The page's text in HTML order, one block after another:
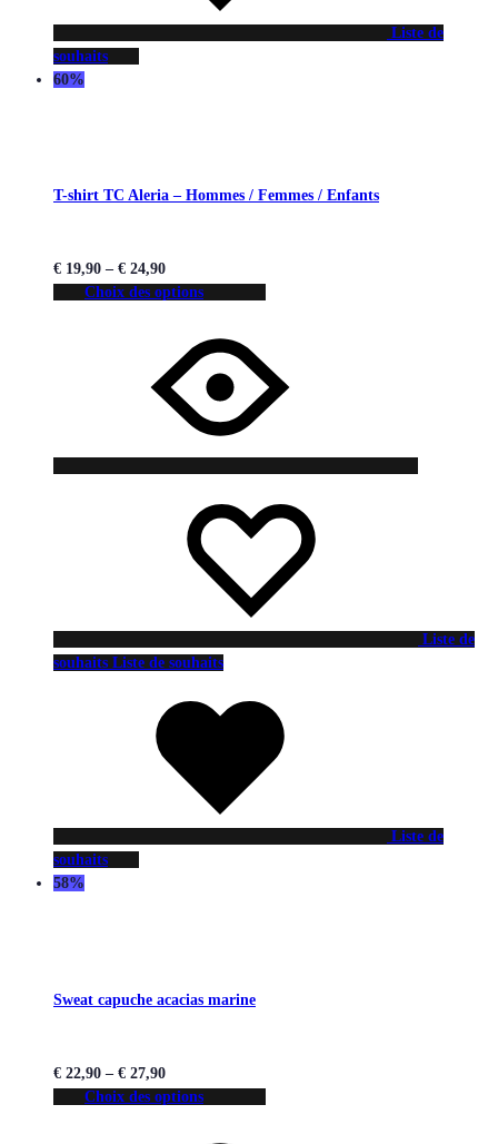
Liste de
souhaits
60%
T-shirt TC Aleria – Hommes / Femmes / Enfants
€ 19,90 – € 24,90
Choix des options
Liste de
souhaits Liste de souhaits
Liste de
souhaits
58%
Sweat capuche acacias marine
€ 22,90 – € 27,90
Choix des options